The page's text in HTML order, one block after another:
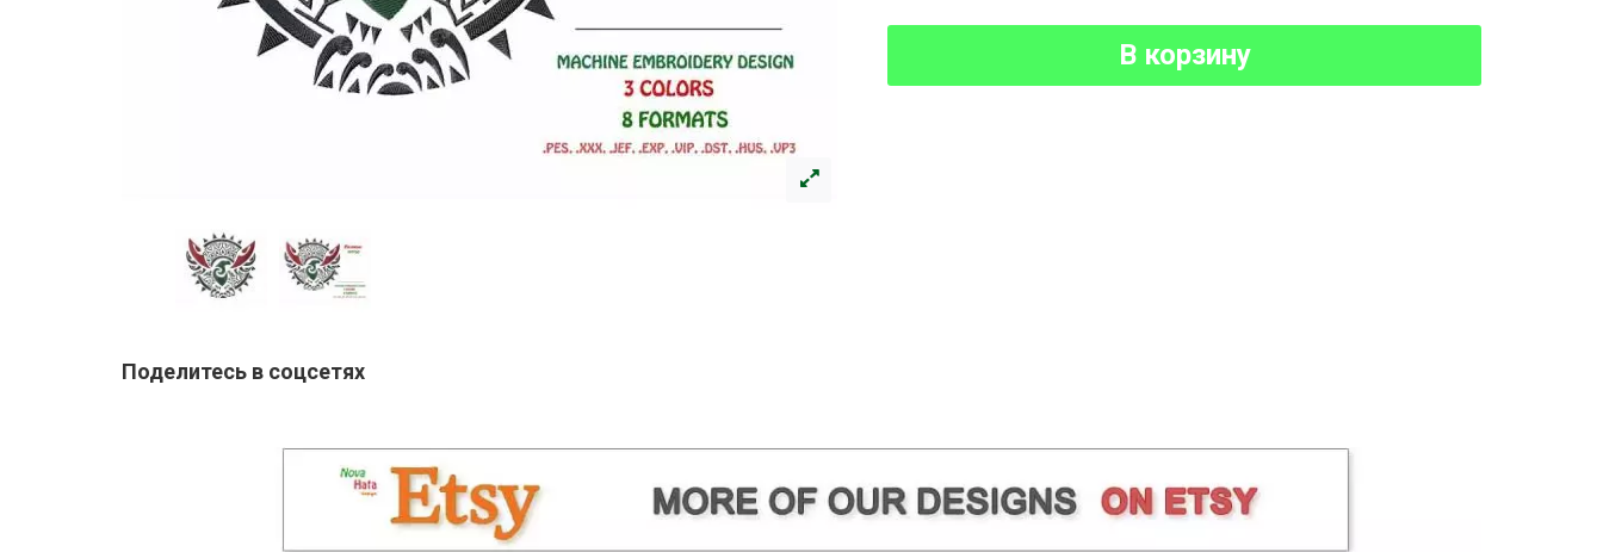
Поделитесь в соцсетях
В корзину